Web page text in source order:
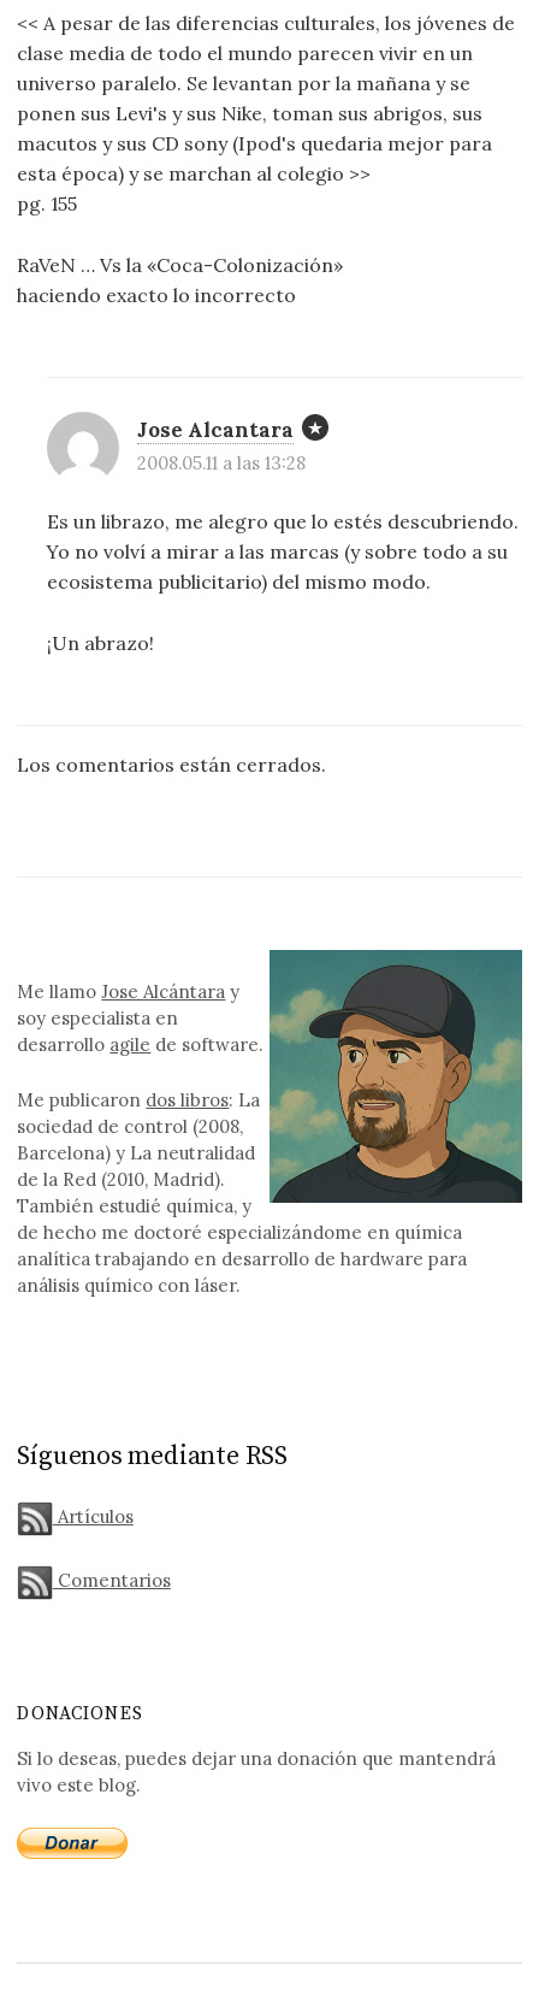
<< A pesar de las diferencias culturales, los jóvenes de
clase media de todo el mundo parecen vivir en un
universo paralelo. Se levantan por la mañana y se
ponen sus Levi's y sus Nike, toman sus abrigos, sus
macutos y sus CD sony (Ipod's quedaria mejor para
esta época) y se marchan al colegio >>
pg. 155
RaVeN … Vs la «Coca-Colonización»
haciendo exacto lo incorrecto
Jose Alcantara
2008.05.11 a las 13:28
Es un librazo, me alegro que lo estés descubriendo.
Yo no volví a mirar a las marcas (y sobre todo a su
ecosistema publicitario) del mismo modo.
¡Un abrazo!
Los comentarios están cerrados.
Me llamoJose Alcántara y
soy especialista en
desarrollo agile de software.
Me publicaron dos libros: La
sociedad de control (2008,
Barcelona) y La neutralidad
de la Red (2010, Madrid).
También estudié química, y
de hecho me doctoré especializándome en química
analítica trabajando en desarrollo de hardware para
análisis químico con láser.
Síguenos mediante RSS
Artículos
Comentarios
DONACIONES
Si lo deseas, puedes dejar una donación que mantendrá
vivo este blog.